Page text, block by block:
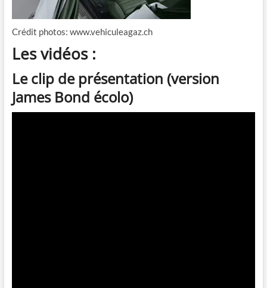
Crédit photos: www.vehiculeagaz.ch
Les vidéos :
Le clip de présentation (version
James Bond écolo)